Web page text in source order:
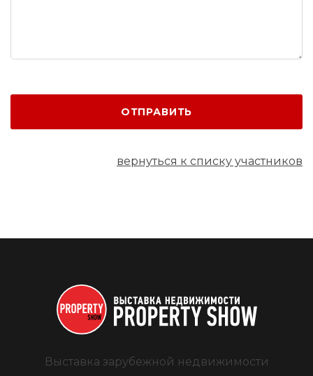
ОТПРАВИТЬ
вернуться к списку участников
Выставка зарубежной недвижимости